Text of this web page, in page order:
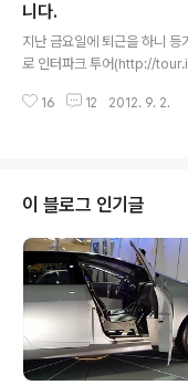
데.. 바로 어제 제 손에 D800
무이자 6개월로 질렀는데, 그
도 모르겠네요..^^: 가지고 있
프레임용 표준줌렌즈도 사야
사용하게 되는 시기는 8일에
니다.
지난 금요일에 퇴근을 하니 등
로 인터파크 투어(http://
면에 써 있듯이 여행상품권은
투어에 글을 올리고, 완료되면
주고 있습니다^^ 암튼 여행상
직히 말하면 인터넷 쇼핑하면
권 같은 비주얼이..^^: 제 생각
ㅋㅋ)를 등록해서 할인을 받
^ 보통 제가 ..
16 12 2012. 9. 2.
이 블로그 인기글